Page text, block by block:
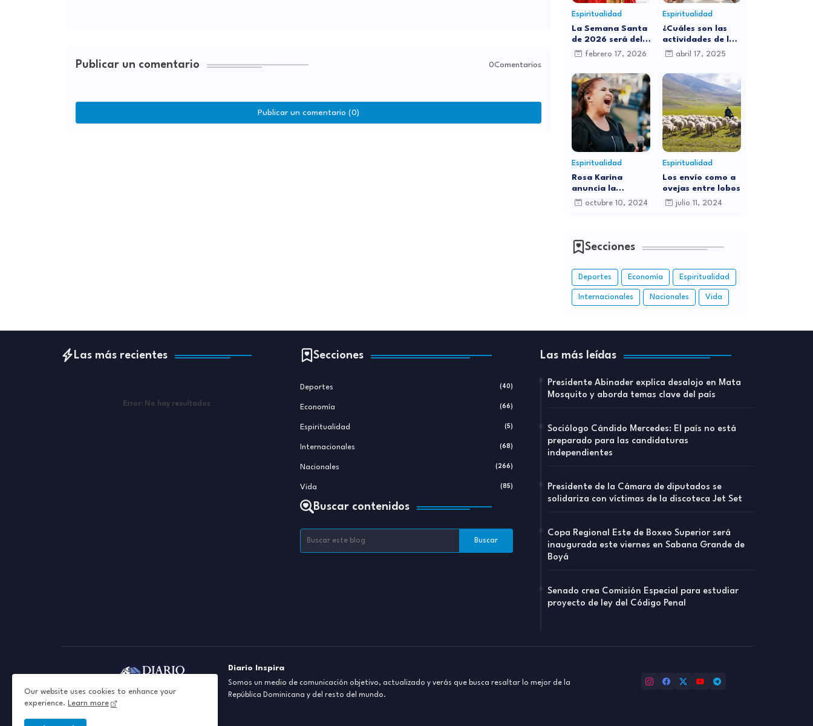
Publicar un comentario 0Comentarios
Publicar un comentario (0)
Espiritualidad
La Semana Santa
de 2026 será del
29 de marzo al 5
cambia de fecha
cada año?
febrero 17, 2026
Espiritualidad
¿Cuáles son las
actividades de la
iglesia católica
Santo?
abril 17, 2025
Espiritualidad
Rosa Karina
anuncia la
celebración de sus
Concierto en
Santo Domingo
octubre 10, 2024
Espiritualidad
Los envío como a
ovejas entre lobos
julio 11, 2024
Secciones
Deportes Economía Espiritualidad
Internacionales Nacionales Vida
Las más recientes
Error: No hay resultados
Secciones
Deportes (40)
Economía (66)
Espiritualidad (5)
Internacionales (68)
Nacionales (266)
Vida (85)
Buscar contenidos
Las más leídas
Presidente Abinader explica desalojo en Mata
Mosquito y aborda temas clave del país
Sociólogo Cándido Mercedes: El país no está
preparado para las candidaturas
independientes
Presidente de la Cámara de diputados se
solidariza con víctimas de la discoteca Jet Set
Copa Regional Este de Boxeo Superior será
inaugurada este viernes en Sabana Grande de
Boyá
Senado crea Comisión Especial para estudiar
proyecto de ley del Código Penal
Diario Inspira
Somos un medio de comunicación objetivo, actualizado y verás que busca resaltar lo mejor de la
República Dominicana y del resto del mundo.
Our website uses cookies to enhance your
experience. Learn more